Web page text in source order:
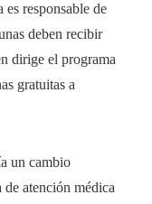
responsable de
deben recibir
dirige el programa
gratuitas a
un cambio
atención médica